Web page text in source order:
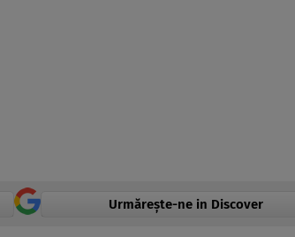
Urmărește-ne in Discover